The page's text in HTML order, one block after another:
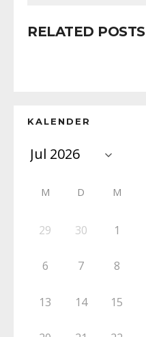
RELATED POSTS
KALENDER
M D M
29 30 1
6 7 8
13 14 15